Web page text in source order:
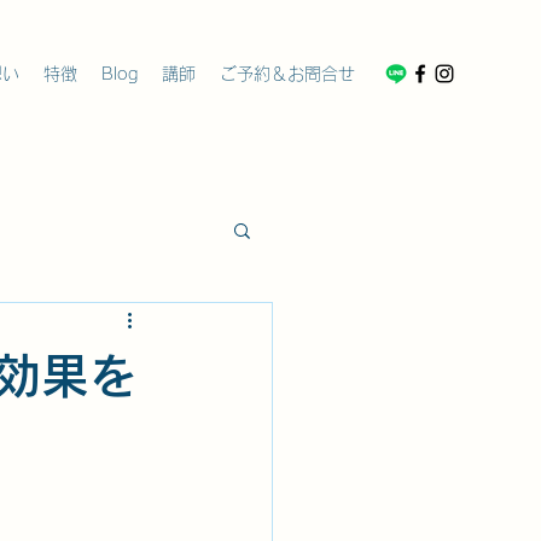
特徴 Blog 講師 ご予約＆お問合せ
果を